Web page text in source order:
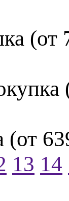
(от
13 14